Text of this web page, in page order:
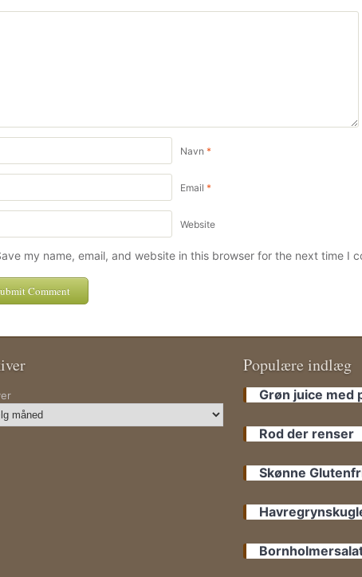
Navn *
Email *
Website
my name, email, and website in this browser for the next time I
Populære indlæg
Grøn juice med
Rod der renser
Skønne